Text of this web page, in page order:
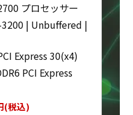
プロセッサー
3200 | Unbuffered |
Express 30(x4)
PCI Express
(税込)